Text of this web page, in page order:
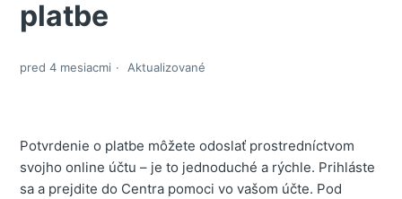
platbe
pred 4 mesiacmi Aktualizované
Potvrdenie o platbe môžete odoslať prostredníctvom
svojho online účtu – je to jednoduché a rýchle. Prihláste
sa a prejdite do Centra pomoci vo vašom účte. Pod